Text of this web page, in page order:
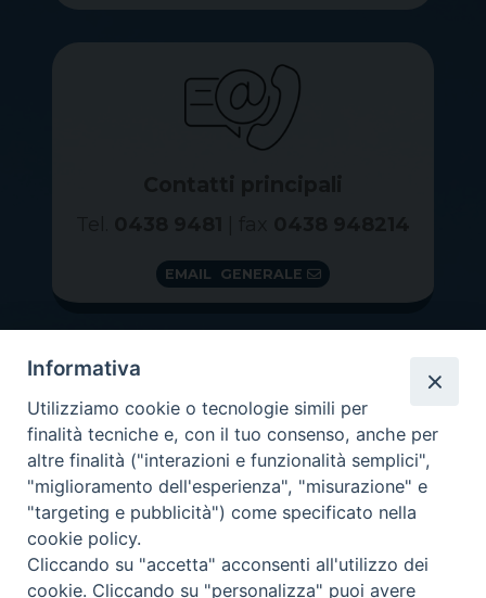
EMAIL GENERALE
GRAZIE PER IL TUO AIUTO
Insieme per la Diocesi
Informativa
Utilizziamo cookie o tecnologie simili per
finalità tecniche e, con il tuo consenso, anche per
altre finalità ("interazioni e funzionalità semplici",
"miglioramento dell'esperienza", "misurazione" e
"targeting e pubblicità") come specificato nella
cookie policy.
Cliccando su "accetta" acconsenti all'utilizzo dei
cookie. Cliccando su "personalizza" puoi avere